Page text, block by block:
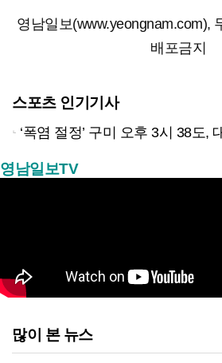
영남일보(www.yeongnam.com),
배포금지
스포츠 인기기사
‘폭염 절정’ 구미 오후 3시 38도, 대구 37
영남일보TV
많이 본 뉴스